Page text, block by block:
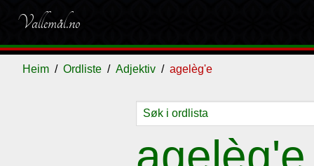
Vallemål.no
Heim Ordliste Adjektiv agelèg'e